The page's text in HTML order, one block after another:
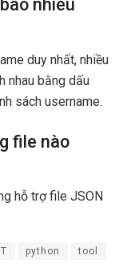
nhiêu
duy nhất, nhiều
nhau bằng dấu
sách username.
file nào
hỗ trợ file JSON
python tool